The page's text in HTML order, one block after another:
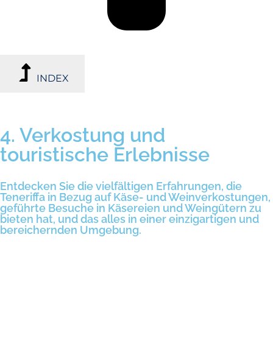
INDEX
4. Verkostung und
touristische Erlebnisse
Entdecken Sie die vielfältigen Erfahrungen, die
Teneriffa in Bezug auf Käse- und Weinverkostungen,
geführte Besuche in Käsereien und Weingütern zu
bieten hat, und das alles in einer einzigartigen und
bereichernden Umgebung.